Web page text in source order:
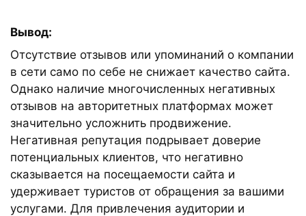
Вывод:
Отсутствие отзывов или упоминаний о компании
в сети само по себе не снижает качество сайта.
Однако наличие многочисленных негативных
отзывов на авторитетных платформах может
значительно усложнить продвижение.
Негативная репутация подрывает доверие
потенциальных клиентов, что негативно
сказывается на посещаемости сайта и
удерживает туристов от обращения за вашими
услугами. Для привлечения аудитории и